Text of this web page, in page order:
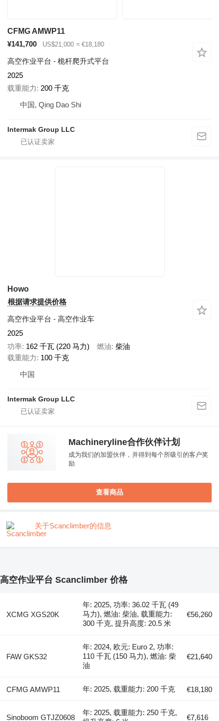
CFMG AMWP11
¥141,700
US$21,000 ≈ €18,180
高空作业平台 - 桅杆爬升式平台
2025
载重能力
200 千克
中国, Qing Dao Shi
Intermak Group LLC
Howo
根据请求提供价格
高空作业平台 - 高空作业车
2025
功率 162 千瓦 (220 马力) 燃油 柴油
载重能力
100 千克
中国
Intermak Group LLC
Machineryline合作伙伴计划
成为我们的加盟伙伴，并得到每个所吸引的客户奖
励
查看商品
关于Scanclimber的信息
高空作业平台 Scanclimber 价格
XCMG XGS20K
年: 2025, 功率: 36.02 千瓦 (49
马力), 燃油: 柴油, 载重能力:
300 千克, 提升高度: 20.5 米
€56,260
FAW GKS32
年: 2024, 欧元: Euro 2, 功率:
110 千瓦 (150 马力), 燃油: 柴
油
€21,640
CFMG AMWP11 年: 2025, 载重能力: 200 千克 €18,180
Sinoboom GTJZ0608
年: 2025, 载重能力: 250 千克,
€7,616